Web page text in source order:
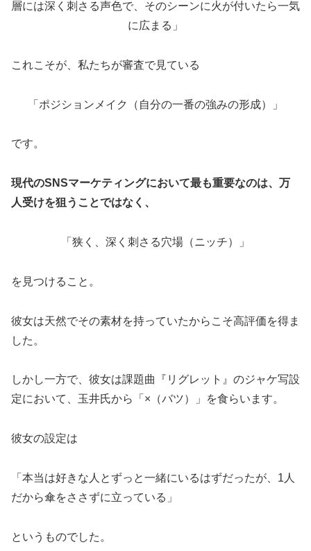
層には深く刺さる声色で、そのシーンに火が付いたら一気
に広まる」
これこそが、私たちが審査で見ている
「ポジションメイク（自分の一番の強みの形成）」
です。
現代のSNSマーケティングにおいて最も重要なのは、万
人受けを狙うことではなく、
「狭く、深く刺さる穴場（ニッチ）」
を見つけること。
彼女は天然でその素材を持っていたからこそ高評価を得ま
した。
しかし一方で、彼女は課題曲『リグレット』のジャケ写設
定において、玉井氏から「×（バツ）」を食らいます。
彼女の設定は
「本当は好きな人とずっと一緒にいるはずだったが、1人
だから傘をささずに立っている」
というものでした。